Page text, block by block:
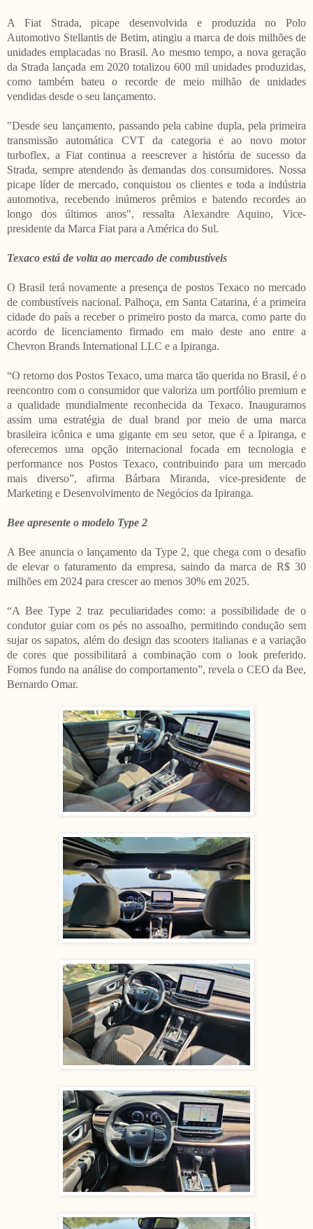
A Fiat Strada, picape desenvolvida e produzida no Polo
Automotivo Stellantis de Betim, atingiu a marca de dois milhões de
unidades emplacadas no Brasil. Ao mesmo tempo, a nova geração
da Strada lançada em 2020 totalizou 600 mil unidades produzidas,
como também bateu o recorde de meio milhão de unidades
vendidas desde o seu lançamento.
"Desde seu lançamento, passando pela cabine dupla, pela primeira
transmissão automática CVT da categoria e ao novo motor
turboflex, a Fiat continua a reescrever a história de sucesso da
Strada, sempre atendendo às demandas dos consumidores. Nossa
picape líder de mercado, conquistou os clientes e toda a indústria
automotiva, recebendo inúmeros prêmios e batendo recordes ao
longo dos últimos anos", ressalta Alexandre Aquino, Vice-
presidente da Marca Fiat para a América do Sul.
Texaco está de volta ao mercado de combustíveis
O Brasil terá novamente a presença de postos Texaco no mercado
de combustíveis nacional. Palhoça, em Santa Catarina, é a primeira
cidade do país a receber o primeiro posto da marca, como parte do
acordo de licenciamento firmado em maio deste ano entre a
Chevron Brands International LLC e a Ipiranga.
“O retorno dos Postos Texaco, uma marca tão querida no Brasil, é o
reencontro com o consumidor que valoriza um portfólio premium e
a qualidade mundialmente reconhecida da Texaco. Inauguramos
assim uma estratégia de dual brand por meio de uma marca
brasileira icônica e uma gigante em seu setor, que é a Ipiranga, e
oferecemos uma opção internacional focada em tecnologia e
performance nos Postos Texaco, contribuindo para um mercado
mais diverso”, afirma Bárbara Miranda, vice-presidente de
Marketing e Desenvolvimento de Negócios da Ipiranga.
Bee apresente o modelo Type 2
A Bee anuncia o lançamento da Type 2, que chega com o desafio
de elevar o faturamento da empresa, saindo da marca de R$ 30
milhões em 2024 para crescer ao menos 30% em 2025.
“A Bee Type 2 traz peculiaridades como: a possibilidade de o
condutor guiar com os pés no assoalho, permitindo condução sem
sujar os sapatos, além do design das scooters italianas e a variação
de cores que possibilitará a combinação com o look preferido.
Fomos fundo na análise do comportamento”, revela o CEO da Bee,
Bernardo Omar.